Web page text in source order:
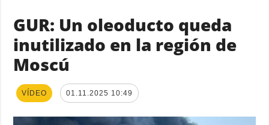
TODAS LAS
CATEGORÍAS
Guerra
Reconstrucción
AGENCIA
GUR: Un oleoducto queda
inutilizado en la región de
Moscú
VÍDEO 01.11.2025 10:49